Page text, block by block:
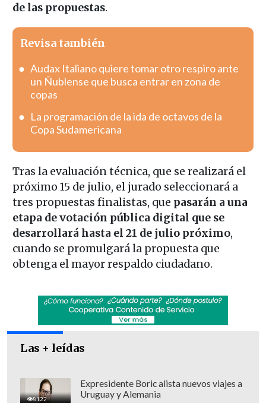
de las propuestas.
Revisa también
Audax Italiano quiere tomar otro respiro ante
un Ñublense que busca entrar en zona de
copas
La programación de la ida de octavos de la
Copa Sudamericana
Tras la evaluación técnica, que se realizará el
próximo 15 de julio, el jurado seleccionará a
tres propuestas finalistas, que pasarán a una
etapa de votación pública digital que se
desarrollará hasta el 21 de julio próximo,
cuando se promulgará la propuesta que
obtenga el mayor respaldo ciudadano.
Las + leídas
8122
Expresidente Boric alista nuevos viajes a
Uruguay y Alemania